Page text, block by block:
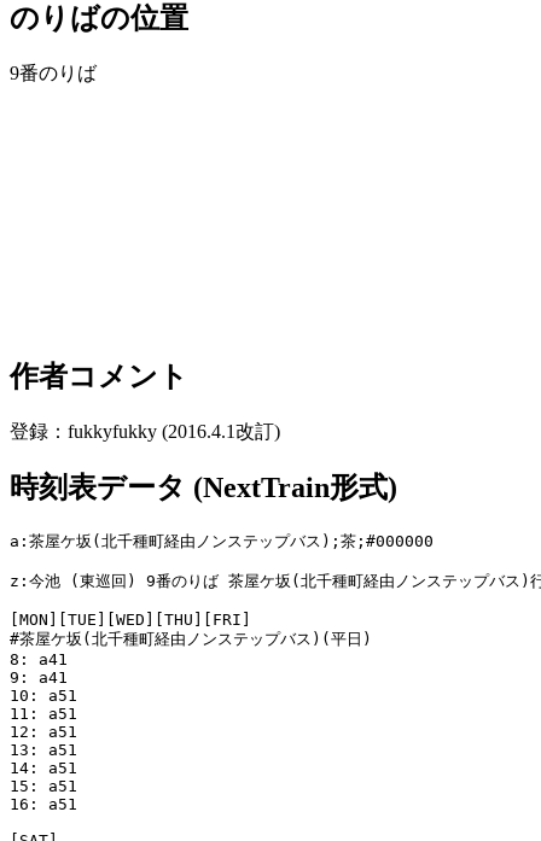
のりばの位置
9番のりば
作者コメント
登録：fukkyfukky (2016.4.1改訂)
時刻表データ (NextTrain形式)
a:茶屋ケ坂(北千種町経由ノンステップバス);茶;#000000
z:今池 (東巡回) 9番のりば 茶屋ケ坂(北千種町経由ノンステップバス)
[MON][TUE][WED][THU][FRI]
#茶屋ケ坂(北千種町経由ノンステップバス)(平日)
8: a41
9: a41
10: a51
11: a51
12: a51
13: a51
14: a51
15: a51
16: a51